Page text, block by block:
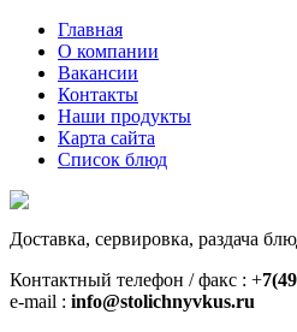
Главная
О компании
Вакансии
Контакты
Наши продукты
Карта сайта
Список блюд
Доставка, сервировка, раздача
Контактный телефон / факс : +
e-mail : info@stolichnyvkus.ru